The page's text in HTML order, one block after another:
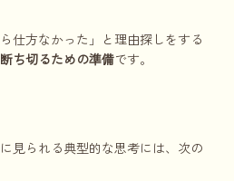
仕方なかった」と理由探しをする
ち切るための準備です。
見られる典型的な思考には、次の